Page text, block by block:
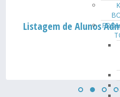
Listagem de Alunos